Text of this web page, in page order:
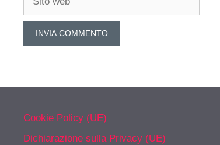
Cookie Policy (UE)
Dichiarazione sulla Privacy (UE)